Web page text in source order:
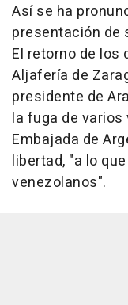
Así se ha
presentación de
El retorno de los
Aljafería de
presidente de
la fuga de
Embajada de
libertad, "a lo
venezolanos".